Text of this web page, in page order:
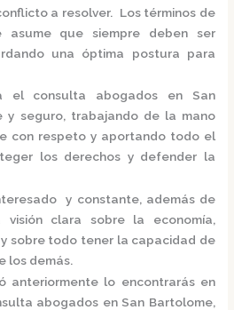
a resolver. Los términos de
que siempre deben ser
una óptima postura para
el consulta abogados en San
y seguro, trabajando de la mano
con respeto y aportando todo el
los derechos y defender la
y constante, además de
clara sobre la economía,
sobre todo tener la capacidad de
los demás.
anteriormente lo encontrarás en
abogados en San Bartolome,